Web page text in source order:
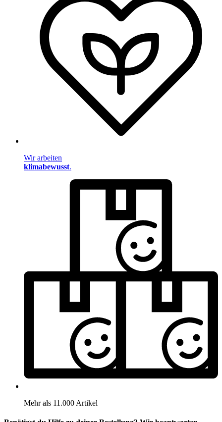
Wir arbeiten
klimabewusst.
Mehr als 11.000 Artikel